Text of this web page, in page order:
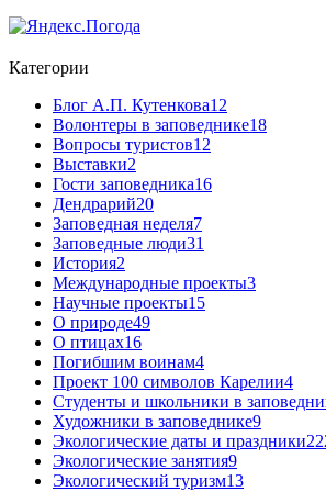
Категории
Блог А.П. Кутенкова12
Волонтеры в заповеднике18
Вопросы туристов12
Выставки2
Гости заповедника16
Дендрарий20
Заповедная неделя7
Заповедные люди31
История2
Международные проекты3
Научные проекты15
О природе49
О птицах16
Погибшим воинам4
Проект 100 символов Карелии4
Студенты и школьники в
Художники в заповеднике9
Экологические даты и праздники
Экологические занятия9
Экологический туризм13